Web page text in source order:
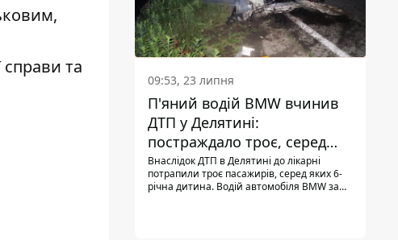
та
09:53, 23 липня
П'яний водій BMW вчинив
ДТП у Делятині:
постраждало троє, серед
них - дитина
Внаслідок ДТП в Делятині до лікарні
потрапили троє пасажирів, серед яких 6-
річна дитина. Водій автомобіля BMW за